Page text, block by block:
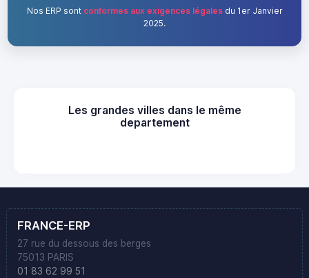
Nos ERP sont conformes aux exigences légalesdu 1er Janvier
2025.
Les grandes villes dans le même
departement
FRANCE-ERP
27 rue du dessous des berges
75013 PARIS
01 83 62 99 51